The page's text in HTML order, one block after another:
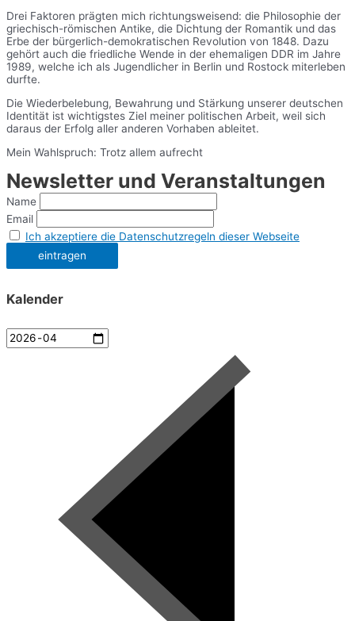
Drei Faktoren prägten mich richtungsweisend: die Philosophie der
griechisch-römischen Antike, die Dichtung der Romantik und das
Erbe der bürgerlich-demokratischen Revolution von 1848. Dazu
gehört auch die friedliche Wende in der ehemaligen DDR im Jahre
1989, welche ich als Jugendlicher in Berlin und Rostock miterleben
durfte.
Die Wiederbelebung, Bewahrung und Stärkung unserer deutschen
Identität ist wichtigstes Ziel meiner politischen Arbeit, weil sich
daraus der Erfolg aller anderen Vorhaben ableitet.
Mein Wahlspruch: Trotz allem aufrecht
Newsletter und Veranstaltungen
Name
Email
Ich akzeptiere die Datenschutzregeln dieser Webseite
Kalender